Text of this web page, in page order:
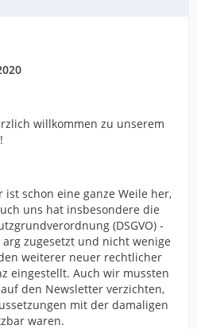
willkommen zu unserem
schon eine ganze Weile her,
uns hat insbesondere die
(DSGVO) -
zugesetzt und nicht wenige
weiterer neuer rechtlicher
eingestellt. Auch wir mussten
den Newsletter verzichten,
mit der damaligen
waren.